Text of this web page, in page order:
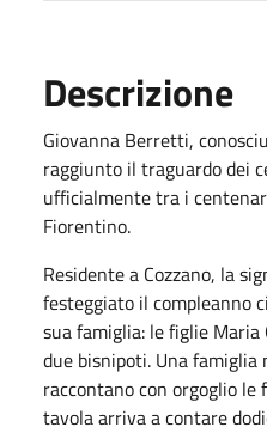
Descrizione
Giovanna Berretti,
raggiunto il traguardo dei
ufficialmente tra i
Fiorentino.
Residente a Cozzano, la
festeggiato il compleanno
sua famiglia: le figlie
due bisnipoti. Una famiglia
raccontano con orgoglio
tavola arriva a contare